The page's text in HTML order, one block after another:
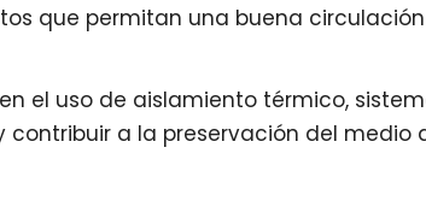
que permitan una buena
el uso de aislamiento térmico,
a la preservación del medio